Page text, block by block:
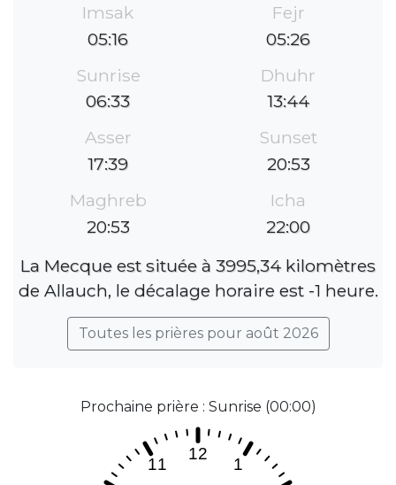
Imsak
05:16
Fejr
05:26
Sunrise
06:33
Dhuhr
13:44
Asser
17:39
Sunset
20:53
Maghreb
20:53
Icha
22:00
La Mecque est située à 3995,34 kilomètres
de Allauch, le décalage horaire est -1 heure.
Toutes les prières pour août 2026
Prochaine prière : Sunrise (00:00)